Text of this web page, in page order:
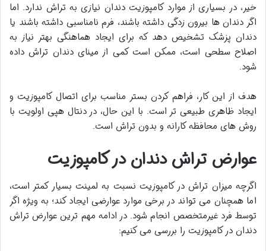
خیر، در بسیاری از موارد کامپوزیت دندان نیازی به تراش ندارد. اما
اگر دندان ها بیرون زدگی داشته باشند، فرم نامناسبی داشته باشند یا
دندان پزشک تشخیص دهد که برای ایجاد هماهنگی بهتر نیاز به
اصلاح سطحی است، ممکن است کمی از مینای دندان تراش داده
شود.
هدف از این کار، فراهم کردن بستر مناسب برای اتصال کامپوزیت و
ایجاد ظاهری طبیعی تر است. با این حال، در دنتال هپی اولویت با
روش های محافظه کارانه و بدون تراش است.
عوارض تراش دندان در کامپوزیت
اگرچه میزان تراش در کامپوزیت نسبت به لمینت بسیار کمتر است،
اما همچنان می تواند در برخی موارد عوارضی ایجاد کند؛ به ویژه اگر
توسط فرد غیرمتخصص انجام شود. در ادامه مهم ترین عوارض تراش
دندان در کامپوزیت را بررسی می کنیم: